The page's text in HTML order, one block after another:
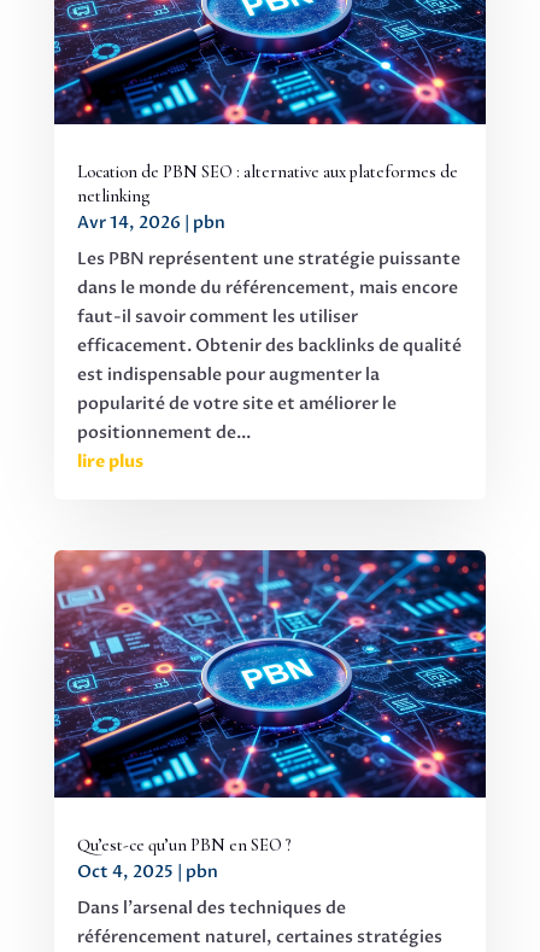
Location de PBN SEO : alternative aux plateformes de
netlinking
Avr 14, 2026
pbn
Les PBN représentent une stratégie puissante
dans le monde du référencement, mais encore
faut-il savoir comment les utiliser
efficacement. Obtenir des backlinks de qualité
est indispensable pour augmenter la
popularité de votre site et améliorer le
positionnement de...
lire plus
Qu’est-ce qu’un PBN en SEO ?
Oct 4, 2025 | pbn
Dans l'arsenal des techniques de
référencement naturel, certaines stratégies